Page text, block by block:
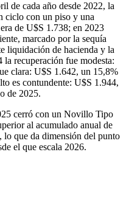
de cada año desde 2022, la
con un piso y una
de U$S 1.738; en 2023
marcado por la sequía
liquidación de hacienda y la
recuperación fue modesta:
clara: U$S 1.642, un 15,8%
es contundente: U$S 1.944,
de 2025.
cerró con un Novillo Tipo
al acumulado anual de
que da dimensión del punto
el que escala 2026.